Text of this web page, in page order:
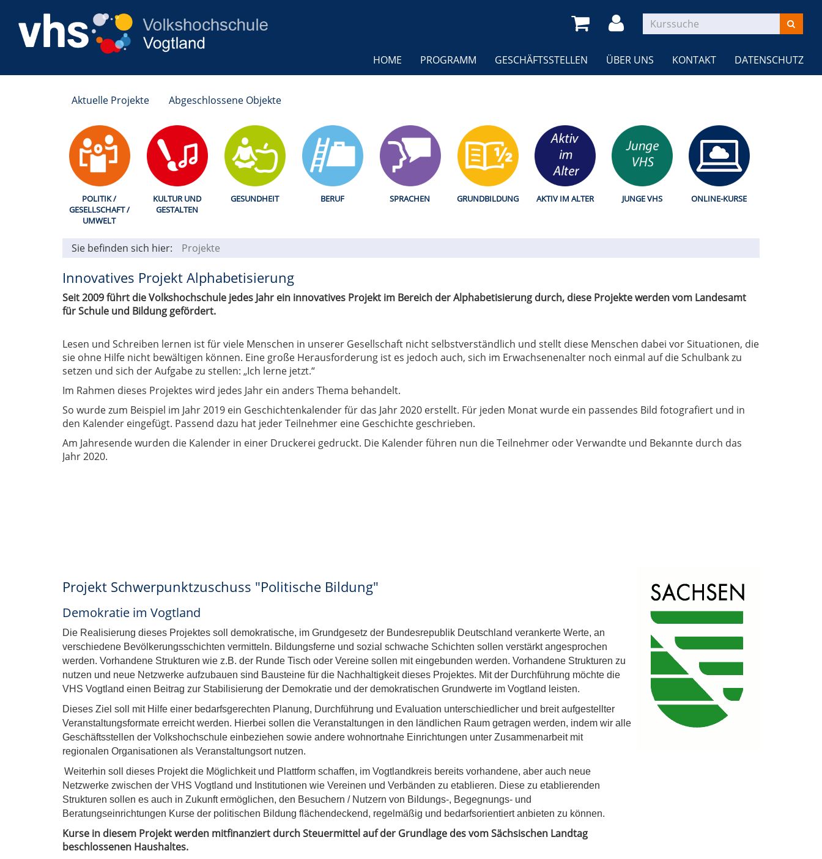
HOME PROGRAMM GESCHÄFTSSTELLEN ÜBER UNS KONTAKT DATENSCHUTZ
Aktuelle Projekte Abgeschlossene Objekte
POLITIK /
GESELLSCHAFT /
UMWELT
KULTUR UND
GESTALTEN
GESUNDHEIT BERUF SPRACHEN GRUNDBILDUNG AKTIV IM ALTER JUNGE VHS ONLINE-KURSE
Sie befinden sich hier: Projekte
Innovatives Projekt Alphabetisierung
Seit 2009 führt die Volkshochschule jedes Jahr ein innovatives Projekt im Bereich der Alphabetisierung durch, diese Projekte werden vom Landesamt
für Schule und Bildung gefördert.
Lesen und Schreiben lernen ist für viele Menschen in unserer Gesellschaft nicht selbstverständlich und stellt diese Menschen dabei vor Situationen, die
sie ohne Hilfe nicht bewältigen können. Eine große Herausforderung ist es jedoch auch, sich im Erwachsenenalter noch einmal auf die Schulbank zu
setzen und sich der Aufgabe zu stellen: „Ich lerne jetzt.“
Im Rahmen dieses Projektes wird jedes Jahr ein anders Thema behandelt.
So wurde zum Beispiel im Jahr 2019 ein Geschichtenkalender für das Jahr 2020 erstellt. Für jeden Monat wurde ein passendes Bild fotografiert und in
den Kalender eingefügt. Passend dazu hat jeder Teilnehmer eine Geschichte geschrieben.
Am Jahresende wurden die Kalender in einer Druckerei gedruckt. Die Kalender führen nun die Teilnehmer oder Verwandte und Bekannte durch das
Jahr 2020.
Projekt Schwerpunktzuschuss "Politische Bildung"
Demokratie im Vogtland
Die Realisierung dieses Projektes soll demokratische, im Grundgesetz der Bundesrepublik Deutschland verankerte Werte, an
verschiedene Bevölkerungsschichten vermitteln. Bildungsferne und sozial schwache Schichten sollen verstärkt angesprochen
werden. Vorhandene Strukturen wie z.B. der Runde Tisch oder Vereine sollen mit eingebunden werden. Vorhandene Strukturen zu
nutzen und neue Netzwerke aufzubauen sind Bausteine für die Nachhaltigkeit dieses Projektes. Mit der Durchführung möchte die
VHS Vogtland einen Beitrag zur Stabilisierung der Demokratie und der demokratischen Grundwerte im Vogtland leisten.
Dieses Ziel soll mit Hilfe einer bedarfsgerechten Planung, Durchführung und Evaluation unterschiedlicher und breit aufgestellter
Veranstaltungsformate erreicht werden. Hierbei sollen die Veranstaltungen in den ländlichen Raum getragen werden, indem wir alle
Geschäftsstellen der Volkshochschule einbeziehen sowie andere wohnortnahe Einrichtungen unter Zusammenarbeit mit
regionalen Organisationen als Veranstaltungsort nutzen.
Weiterhin soll dieses Projekt die Möglichkeit und Plattform schaffen, im Vogtlandkreis bereits vorhandene, aber auch neue
Netzwerke zwischen der VHS Vogtland und Institutionen wie Vereinen und Verbänden zu etablieren. Diese zu etablierenden
Strukturen sollen es auch in Zukunft ermöglichen, den Besuchern / Nutzern von Bildungs-, Begegnungs- und
Beratungseinrichtungen Kurse der politischen Bildung flächendeckend, regelmäßig und bedarfsorientiert anbieten zu können.
Kurse in diesem Projekt werden mitfinanziert durch Steuermittel auf der Grundlage des vom Sächsischen Landtag
beschlossenen Haushaltes.